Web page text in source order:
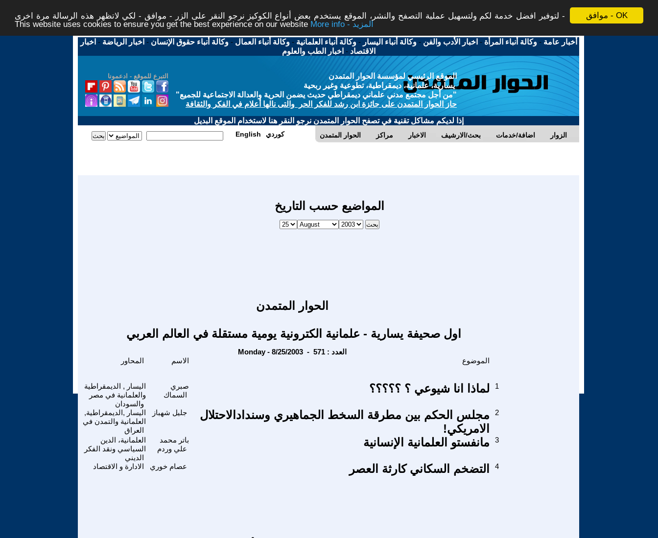
موافق - OK
لتوفير افضل خدمة لكم ولتسهيل عملية التصفح والنشر، الموقع يستخدم بعض أنواع الكوكيز نرجو النقر على الزر - موافق - لكي لاتظهر هذه الرسالة مرة اخرى -
This website uses cookies to ensure you get the best experience on our website
More info - المزيد
أخبار عامة -وكالة أنباء المرأة - اخبار الأدب والفن -وكالة أنباء اليسار -وكالة أنباء العلمانية -وكالة أنباء العمال -وكالة أنباء حقوق الإنسان - اخبار الرياضة - اخبار
الاقتصاد - اخبار الطب والعلوم
التبرع للموقع - ادعمونا
الموقع الرئيسي لمؤسسة الحوار المتمدن
يسارية، علمانية، ديمقراطية، تطوعية وغير ربحية
"من أجل مجتمع مدني علماني ديمقراطي حديث يضمن الحرية والعدالة الاجتماعية للجميع"
حاز الحوار المتمدن على جائزة ابن رشد للفكر الحر والتى نالها أعلام في الفكر والثقافة
إذا لديكم مشاكل تقنية في تصفح الحوار المتمدن نرجو النقر هنا لاستخدام الموقع البديل
الحوار المتمدن مراكز الاخبار بحث/الارشيف اضافة/خدمات الزوار English كوردي
المواضيع حسب التاريخ
الحوار المتمدن
اول صحيفة يسارية - علمانية الكترونية يومية مستقلة في العالم العربي
Monday - 8/25/2003 - العدد : 571
الاسم الموضوع
اليسار , الديمقراطية
والعلمانية في مصر
والسودان
صبري
السماك
لماذا انا شيوعي ؟ ؟؟؟؟؟ 1
اليسار ,الديمقراطية,
العلمانية والتمدن في
العراق
جليل شهباز
مجلس الحكم بين مطرقة السخط الجماهيري وسندادالاحتلال
الامريكي!
2
العلمانية، الدين
السياسي ونقد الفكر
الديني
باتر محمد
علي وردم
مانفستو العلمانية الإنسانية 3
الادارة و الاقتصاد عصام خوري التضخم السكاني كارثة العصر 4